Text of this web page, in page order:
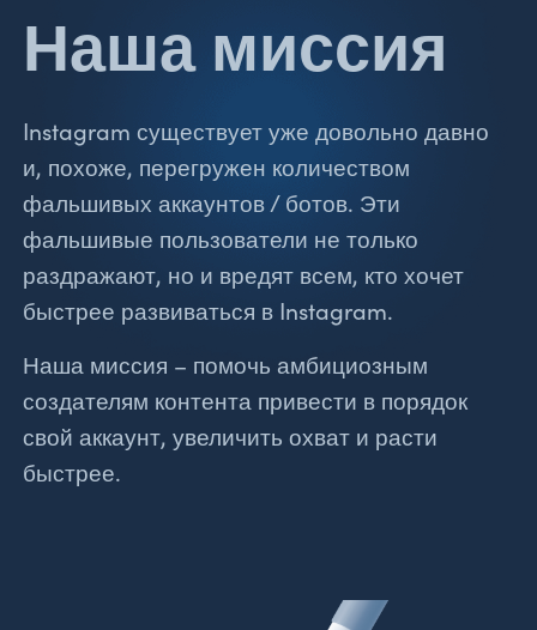
Наша миссия
Instagram существует уже довольно давно
и, похоже, перегружен количеством
фальшивых аккаунтов / ботов. Эти
фальшивые пользователи не только
раздражают, но и вредят всем, кто хочет
быстрее развиваться в Instagram.
Наша миссия – помочь амбициозным
создателям контента привести в порядок
свой аккаунт, увеличить охват и расти
быстрее.